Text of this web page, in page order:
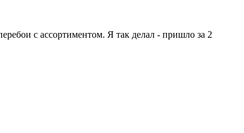
с ассортиментом. Я так делал - пришло за 2